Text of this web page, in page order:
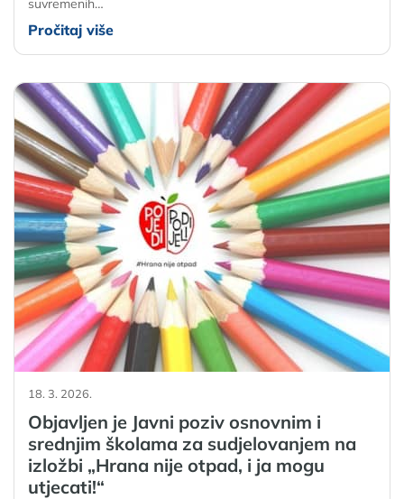
Pročitaj više
18. 3. 2026.
Objavljen je Javni poziv osnovnim i
srednjim školama za sudjelovanjem na
izložbi „Hrana nije otpad, i ja mogu
utjecati!“